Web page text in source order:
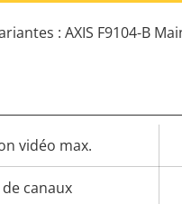
: AXIS F9104-B
Valeur de
la
propriété
vidéo max.
canaux